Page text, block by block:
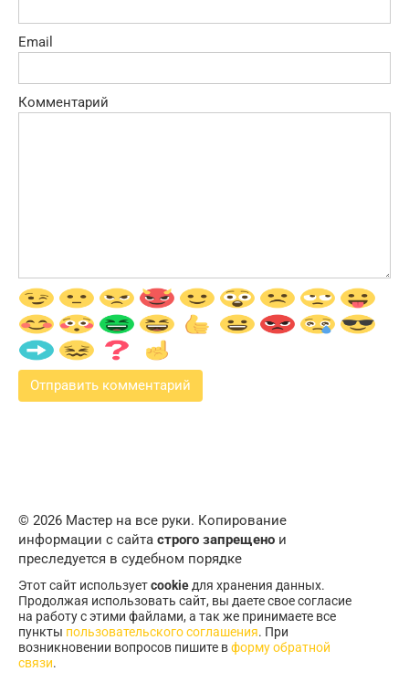
Email
Комментарий
© 2026 Мастер на все руки. Копирование
информации с сайта строго запрещено и
преследуется в судебном порядке
Этот сайт используетcookie для хранения данных.
Продолжая использовать сайт, вы даете свое согласие
на работу с этими файлами, а так же принимаете все
пункты пользовательского соглашения. При
возникновении вопросов пишите вформу обратной
связи.